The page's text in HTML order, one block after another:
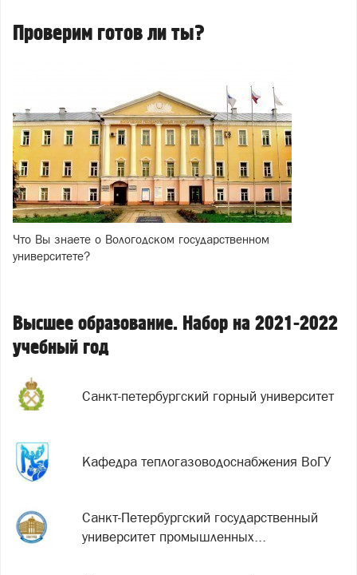
Проверим готов ли ты?
Что Вы знаете о Вологодском государственном
университете?
Высшее образование. Набор на 2021-2022
учебный год
Санкт-петербургский горный университет
Кафедра теплогазоводоснабжения ВоГУ
Санкт-Петербургский государственный
университет промышленных...